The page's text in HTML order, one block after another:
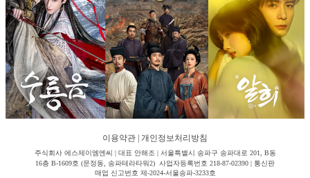
이용약관 개인정보처리방침
주식회사 에스제이엠엔씨 | 대표 안해조 | 서울특별시 송파구 송파대로 201, B동
16층 B-1609호 (문정동, 송파테라타워2) 사업자등록번호 218-87-02390 | 통신판
매업 신고번호 제-2024-서울송파-3233호